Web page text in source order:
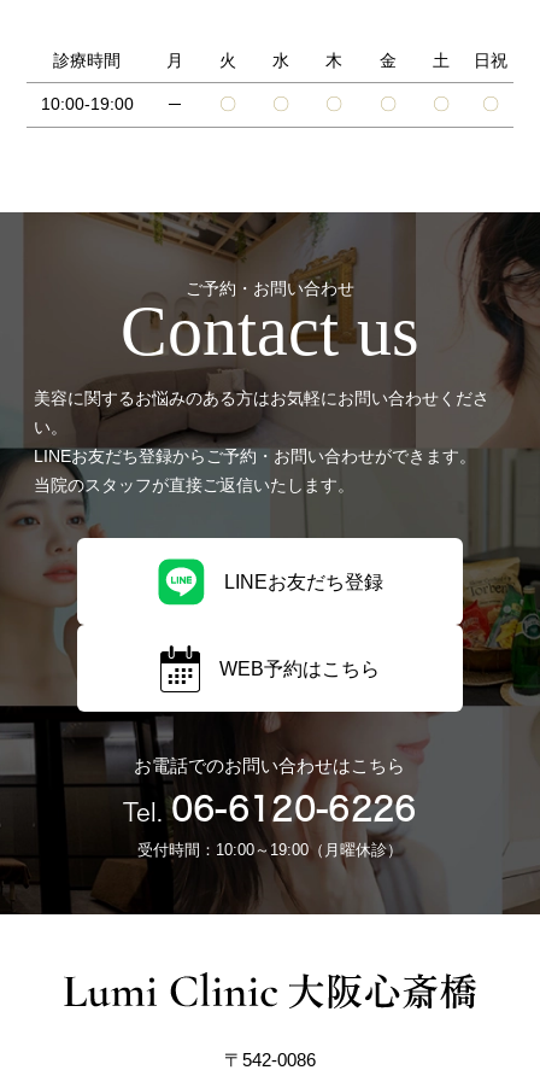
診療時間 月 火 水 木 金 土 日祝
10:00-19:00 ─ 〇 〇 〇 〇 〇 〇
ご予約・お問い合わせ
Contact us
美容に関するお悩みのある方はお気軽にお問い合わせくださ
い。
LINEお友だち登録からご予約・お問い合わせができます。
当院のスタッフが直接ご返信いたします。
LINEお友だち登録
WEB予約はこちら
お電話でのお問い合わせはこちら
Tel. 06-6120-6226
受付時間：10:00～19:00（月曜休診）
〒542-0086